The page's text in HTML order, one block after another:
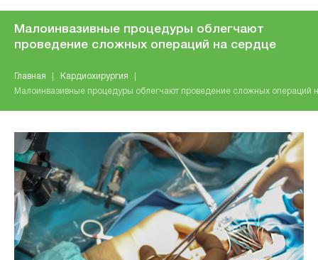
Малоинвазивные процедуры облегчают
проведение сложных операций на сердце
Главная
Кардиохирургия
Малоинвазивные процедуры облегчают проведение сложных операций